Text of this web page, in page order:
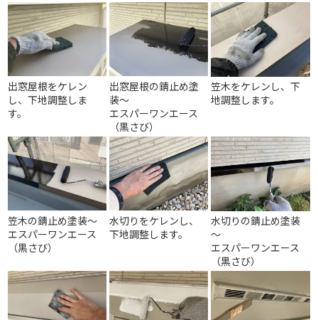
出窓屋根をケレン
し、下地調整しま
す。
出窓屋根の錆止め塗
装～
エスパーワンエース
（黒さび）
笠木をケレンし、下
地調整します。
笠木の錆止め塗装～
エスパーワンエース
（黒さび）
水切りをケレンし、
下地調整します。
水切りの錆止め塗装
～
エスパーワンエース
（黒さび）